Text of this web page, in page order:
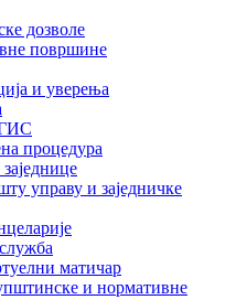
дозволе
површине
и уверења
процедура
управу и заједничке
матичар
и нормативне